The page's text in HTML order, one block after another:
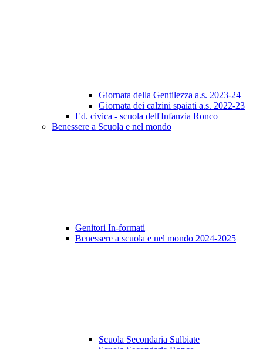
Giornata della Gentilezza a.s. 2023-24
Giornata dei calzini spaiati a.s. 2022-23
Ed. civica - scuola dell'Infanzia Ronco
Benessere a Scuola e nel mondo
Genitori In-formati
Benessere a scuola e nel mondo 2024-2025
Scuola Secondaria Sulbiate